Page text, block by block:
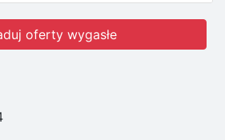
oferty wygasłe